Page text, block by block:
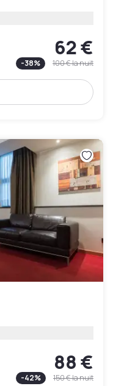
62 €
-38% 100 €la nuit
88 €
-42% 150 €la nuit